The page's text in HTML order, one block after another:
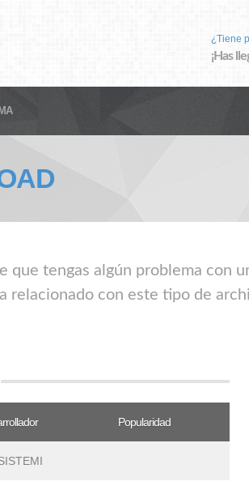
¿Tiene
¡Has
que tengas algún problema con
relacionado con este tipo de
Popularidad